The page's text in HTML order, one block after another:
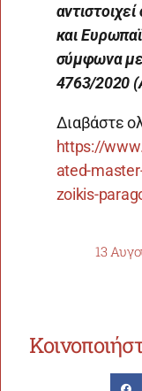
και
σύμφωνα με
4763/2020
Διαβάστε
https://
ated-
zoikis-
13